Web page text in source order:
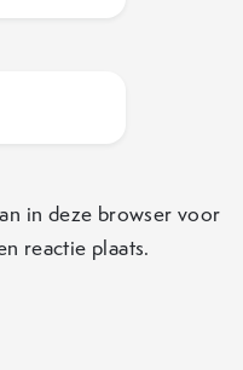
in deze browser voor
reactie plaats.